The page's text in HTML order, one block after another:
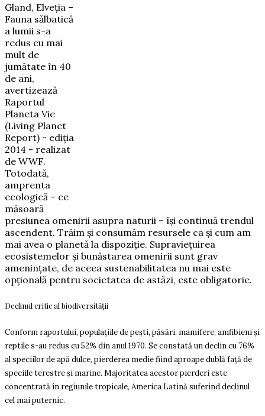
Gland, Elveția –
Fauna sălbatică
a lumii s-a
redus cu mai
mult de
jumătate în 40
de ani,
avertizează
Raportul
Planeta Vie
(Living Planet
Report) - ediția
2014 - realizat
de WWF.
Totodată,
amprenta
ecologică – ce
măsoară
presiunea omenirii asupra naturii – își continuă trendul
ascendent. Trăim şi consumăm resursele ca şi cum am
mai avea o planetă la dispoziţie. Supraviețuirea
ecosistemelor și bunăstarea omenirii sunt grav
amenințate, de aceea sustenabilitatea nu mai este
opțională pentru societatea de astăzi, este obligatorie.
Declinul critic al biodiversității
Conform raportului, populațiile de pești, păsări, mamifere, amfibieni și
reptile s-au redus cu 52% din anul 1970. Se constată un declin cu 76%
al speciilor de apă dulce, pierderea medie fiind aproape dublă față de
speciile terestre și marine. Majoritatea acestor pierderi este
concentrată în regiunile tropicale, America Latină suferind declinul
cel mai puternic.